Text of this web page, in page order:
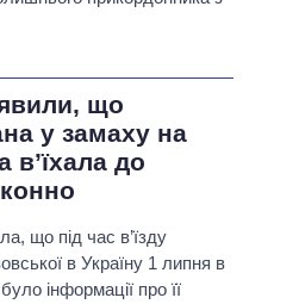
що
у замаху на
в’їхала до
що під час в’їзду
в Україну 1 липня в
інформації про її